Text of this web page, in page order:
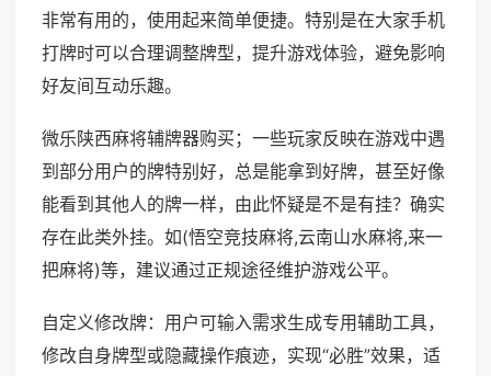
非常有用的，使用起来简单便捷。特别是在大家手机
打牌时可以合理调整牌型，提升游戏体验，避免影响
好友间互动乐趣。
微乐陕西麻将辅牌器购买；一些玩家反映在游戏中遇
到部分用户的牌特别好，总是能拿到好牌，甚至好像
能看到其他人的牌一样，由此怀疑是不是有挂？确实
存在此类外挂。如(悟空竞技麻将,云南山水麻将,来一
把麻将)等，建议通过正规途径维护游戏公平。
自定义修改牌：用户可输入需求生成专用辅助工具，
修改自身牌型或隐藏操作痕迹，实现“必胜”效果，适